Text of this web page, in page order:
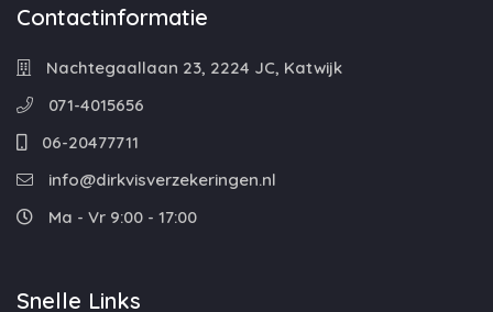
Contactinformatie
Nachtegaallaan 23, 2224 JC, Katwijk
071-4015656
06-20477711
info@dirkvisverzekeringen.nl
Ma - Vr 9:00 - 17:00
Snelle Links